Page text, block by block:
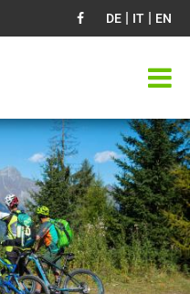
DE | IT | EN